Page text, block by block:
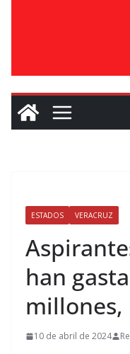
ESTADOS VERACRUZ
han
millones,
10 de abril de 2024